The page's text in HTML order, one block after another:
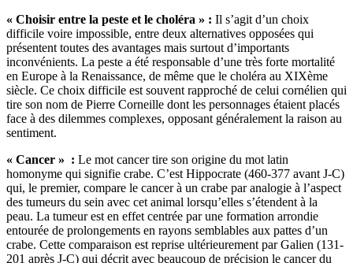
« Choisir entre la peste et le choléra » : Il s’agit d’un choix
difficile voire impossible, entre deux alternatives opposées qui
présentent toutes des avantages mais surtout d’importants
inconvénients. La peste a été responsable d’une très forte mortalité
en Europe à la Renaissance, de même que le choléra au XIXème
siècle. Ce choix difficile est souvent rapproché de celui cornélien qui
tire son nom de Pierre Corneille dont les personnages étaient placés
face à des dilemmes complexes, opposant généralement la raison au
sentiment.
« Cancer » : Le mot cancer tire son origine du mot latin
homonyme qui signifie crabe. C’est Hippocrate (460-377 avant J-C)
qui, le premier, compare le cancer à un crabe par analogie à l’aspect
des tumeurs du sein avec cet animal lorsqu’elles s’étendent à la
peau. La tumeur est en effet centrée par une formation arrondie
entourée de prolongements en rayons semblables aux pattes d’un
crabe. Cette comparaison est reprise ultérieurement par Galien (131-
201 après J-C) qui décrit avec beaucoup de précision le cancer du